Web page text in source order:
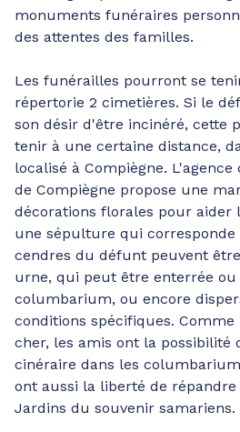
monuments funéraires
des attentes des familles.
Les funérailles pourront se
répertorie 2 cimetières. Si le
son désir d'être incinéré, cette
tenir à une certaine distance,
localisé à Compiègne.
de Compiègne propose une
décorations florales pour aider
une sépulture qui corresponde
cendres du défunt peuvent
urne, qui peut être enterrée ou
columbarium, ou encore
conditions spécifiques.
cher, les amis ont la possibilité
cinéraire dans les
ont aussi la liberté de répandre
Jardins du souvenir samariens.